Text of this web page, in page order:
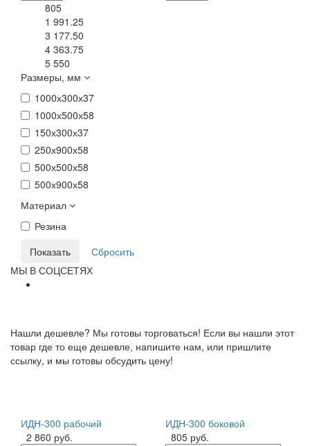
805
1 991.25
3 177.50
4 363.75
5 550
Размеры, мм
1000х300х37
1000х500х58
150х300х37
250х900х58
500х500х58
500х900х58
Материал
Резина
МЫ В СОЦСЕТЯХ
Нашли дешевле? Мы готовы торговаться! Если вы нашли этот
товар где то еще дешевле, напишите нам, или пришлите
ссылку, и мы готовы обсудить цену!
ИДН-300 рабочий
2 860 руб.
ИДН-300 боковой
805 руб.